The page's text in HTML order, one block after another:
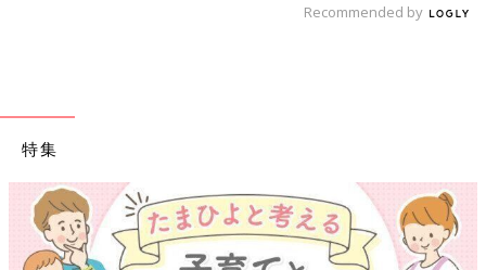
Recommended by
特集
【ワクチン接種できるものも】妊婦の感染症対策、知っておいて！